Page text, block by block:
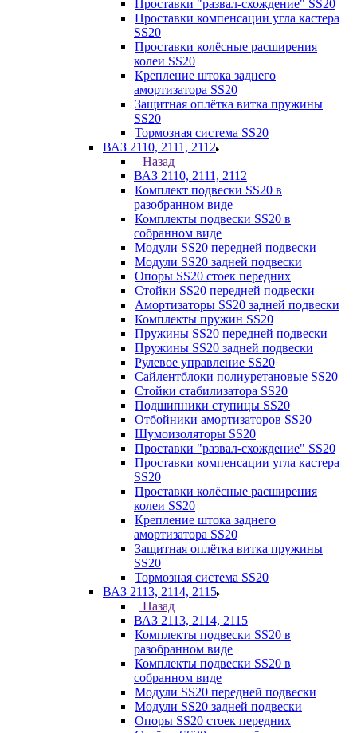
Проставки "развал-схождение" SS20
Проставки компенсации угла кастера
SS20
Проставки колёсные расширения
колеи SS20
Крепление штока заднего
амортизатора SS20
Защитная оплётка витка пружины
SS20
Тормозная система SS20
ВАЗ 2110, 2111, 2112
Назад
ВАЗ 2110, 2111, 2112
Комплект подвески SS20 в
разобранном виде
Комплекты подвески SS20 в
собранном виде
Модули SS20 передней подвески
Модули SS20 задней подвески
Опоры SS20 стоек передних
Стойки SS20 передней подвески
Амортизаторы SS20 задней подвески
Комплекты пружин SS20
Пружины SS20 передней подвески
Пружины SS20 задней подвески
Рулевое управление SS20
Сайлентблоки полиуретановые SS20
Стойки стабилизатора SS20
Подшипники ступицы SS20
Отбойники амортизаторов SS20
Шумоизоляторы SS20
Проставки "развал-схождение" SS20
Проставки компенсации угла кастера
SS20
Проставки колёсные расширения
колеи SS20
Крепление штока заднего
амортизатора SS20
Защитная оплётка витка пружины
SS20
Тормозная система SS20
ВАЗ 2113, 2114, 2115
Назад
ВАЗ 2113, 2114, 2115
Комплекты подвески SS20 в
разобранном виде
Комплекты подвески SS20 в
собранном виде
Модули SS20 передней подвески
Модули SS20 задней подвески
Опоры SS20 стоек передних